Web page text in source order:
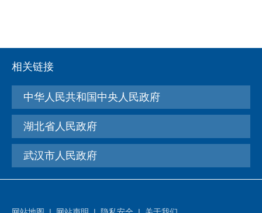
相关链接
中华人民共和国中央人民政府
湖北省人民政府
武汉市人民政府